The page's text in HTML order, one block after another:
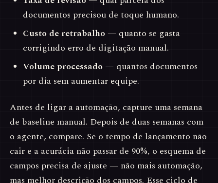
documentos precisou de toque humano.
Custo de retrabalho — quanto se gasta
corrigindo erro de digitação manual.
Volume processado — quantos documentos
por dia sem aumentar equipe.
Antes de ligar a automação, capture uma semana
de baseline manual. Depois de duas semanas com
o agente, compare. Se o tempo de lançamento não
cair e a acurácia não passar de 90%, o esquema de
campos precisa de ajuste — não mais automação,
mas melhor descrição dos campos. Esse ciclo de